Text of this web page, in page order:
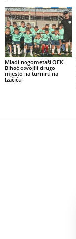
Mladi nogometaši OFK
Bihać osvojili drugo
mjesto na turniru na
Izačiću